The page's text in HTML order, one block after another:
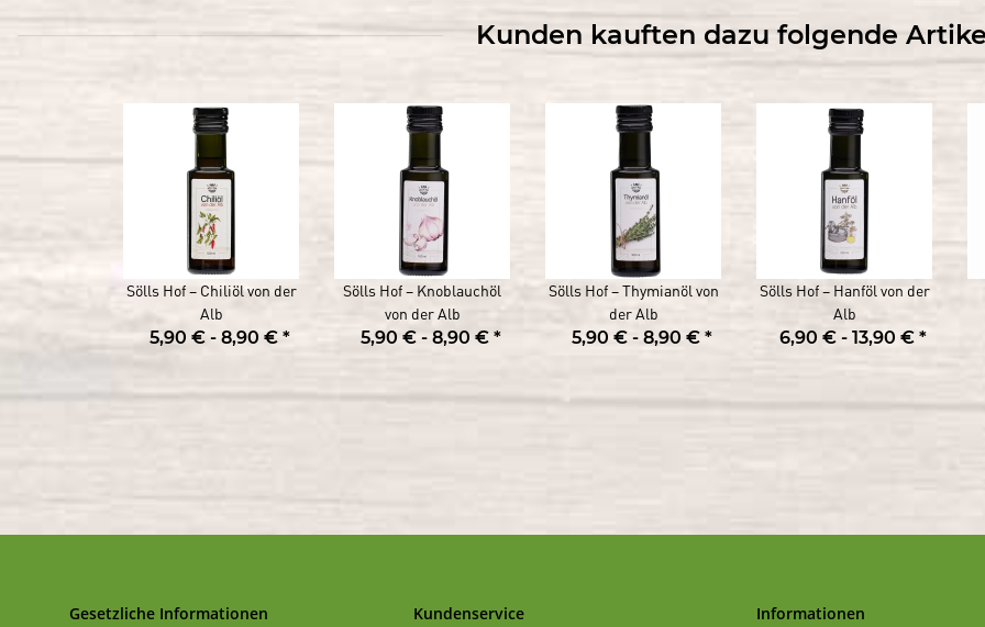
Kunden kauften dazu folgende
Sölls Hof – Chiliöl von der
Alb
5,90 € - 8,90 € *
Sölls Hof – Knoblauchöl
von der Alb
5,90 € - 8,90 € *
Sölls Hof – Thymianöl von
der Alb
5,90 € - 8,90 € *
Sölls Hof – Hanföl von der
Alb
6,90 € - 13,90 € *
Gesetzliche Informationen Kundenservice Informationen